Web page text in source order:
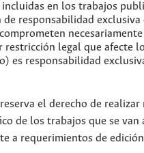
en los trabajos
de responsabilidad exclusiva
restricción legal que afecte
es responsabilidad
el derecho de realizar
de los trabajos que se van
a requerimientos de